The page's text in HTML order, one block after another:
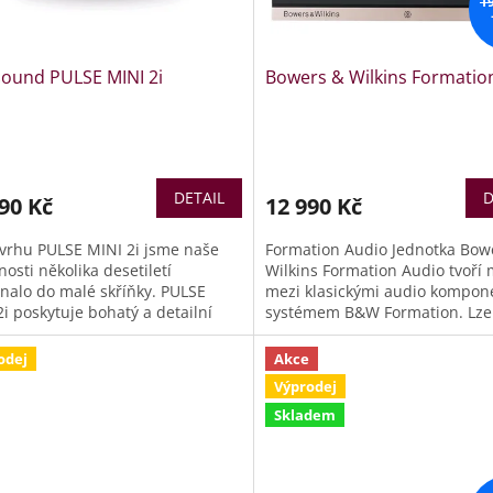
PULSE MINI 2i
Kč DETAIL
PULSE MINI 2i jsme naše
několika desetiletí
do malé skříňky. PULSE
poskytuje bohatý a detailní
se i do malých obývacích
a dokáže přinést výjimečné
zážitky.
Bowers & Wilkins
12 990 Kč
Formation Audio Jednotka
Wilkins Formation Audio tvoří
mezi klasickými audio
systémem B&W Formation.
zapojit digitální i analogový
jehož zvuk je pak v kvalitě
distribuován do dalších B&W
Formation zařízení (např. do
reprosoustav Formation Duo).
Akce
Výprodej
Skladem